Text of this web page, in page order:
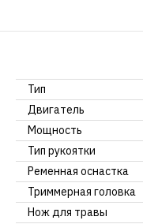
Тип
Двигатель
Мощность
Тип рукоятки
Ременная оснастка
Триммерная головка
Нож для травы